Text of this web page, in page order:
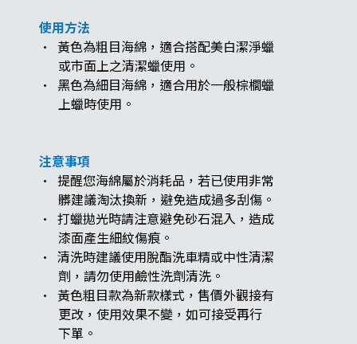
使用方法
· 黃色為粗目海綿，適合搭配美白潔淨蠟
或市面上之清潔蠟使用。
· 黑色為細目海綿，適合用於一般棕櫚蠟
上蠟時使用。
注意事項
· 提醒您海綿屬於消耗品，若已使用非常
髒建議淘汰換新，避免造成過多刮傷。
· 打蠟拋光時請注意避免砂石混入，造成
漆面產生細紋傷痕。
· 清洗時建議使用脫酯洗車精或中性清潔
​​​​​​​​​​​​​​ 劑，請勿使用鹼性洗劑清洗。
· 黃色粗目款為新款樣式，售價外觀接有
更改，使用效果不變，如可接受再行
下單。